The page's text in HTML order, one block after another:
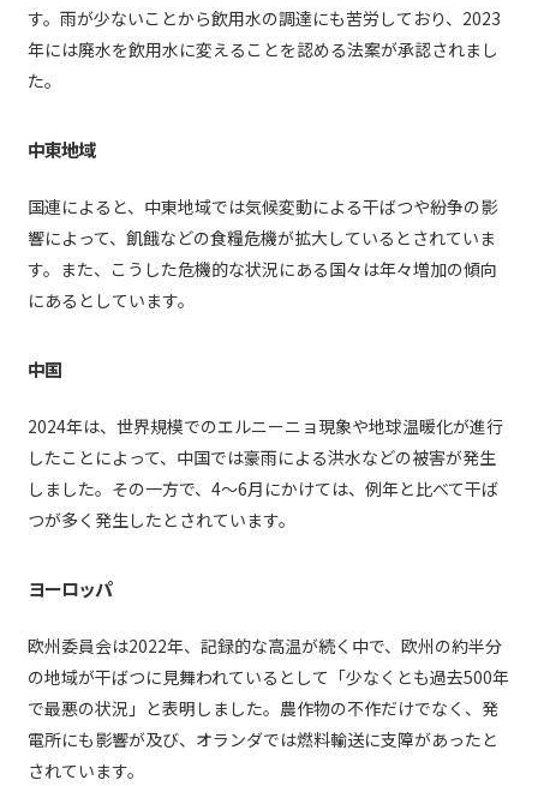
す。雨が少ないことから飲用水の調達にも苦労しており、2023
年には廃水を飲用水に変えることを認める法案が承認されまし
た。
中東地域
国連によると、中東地域では気候変動による干ばつや紛争の影
響によって、飢餓などの食糧危機が拡大しているとされていま
す。また、こうした危機的な状況にある国々は年々増加の傾向
にあるとしています。
中国
2024年は、世界規模でのエルニーニョ現象や地球温暖化が進行
したことによって、中国では豪雨による洪水などの被害が発生
しました。その一方で、4〜6月にかけては、例年と比べて干ば
つが多く発生したとされています。
ヨーロッパ
欧州委員会は2022年、記録的な高温が続く中で、欧州の約半分
の地域が干ばつに見舞われているとして「少なくとも過去500年
で最悪の状況」と表明しました。農作物の不作だけでなく、発
電所にも影響が及び、オランダでは燃料輸送に支障があったと
されています。